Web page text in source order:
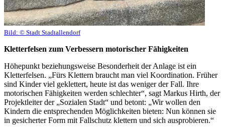
Bild: © Stadt Stadtallendorf
Kletterfelsen zum Verbessern motorischer Fähigkeiten
Höhepunkt beziehungsweise Besonderheit der Anlage ist ein
Kletterfelsen. „Fürs Klettern braucht man viel Koordination. Früher
sind Kinder viel geklettert, heute ist das weniger der Fall. Ihre
motorischen Fähigkeiten werden schlechter“, sagt Markus Hirth, der
Projektleiter der „Sozialen Stadt“ und betont: „Wir wollen den
Kindern die entsprechenden Möglichkeiten bieten: Nun können sie
in gesicherter Form mit Fallschutz klettern und sich ausprobieren.“